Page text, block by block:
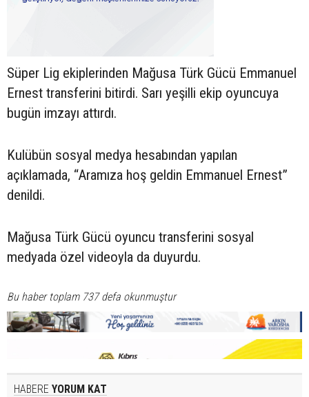
Süper Lig ekiplerinden Mağusa Türk Gücü Emmanuel
Ernest transferini bitirdi. Sarı yeşilli ekip oyuncuya
bugün imzayı attırdı.
Kulübün sosyal medya hesabından yapılan
açıklamada, “Aramıza hoş geldin Emmanuel Ernest”
denildi.
Mağusa Türk Gücü oyuncu transferini sosyal
medyada özel videoyla da duyurdu.
Bu haber toplam 737 defa okunmuştur
HABERE YORUM KAT